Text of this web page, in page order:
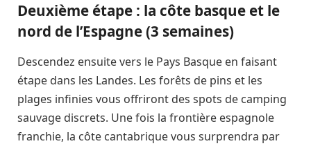
Deuxième étape : la côte basque et le
nord de l’Espagne (3 semaines)
Descendez ensuite vers le Pays Basque en faisant
étape dans les Landes. Les forêts de pins et les
plages infinies vous offriront des spots de camping
sauvage discrets. Une fois la frontière espagnole
franchie, la côte cantabrique vous surprendra par